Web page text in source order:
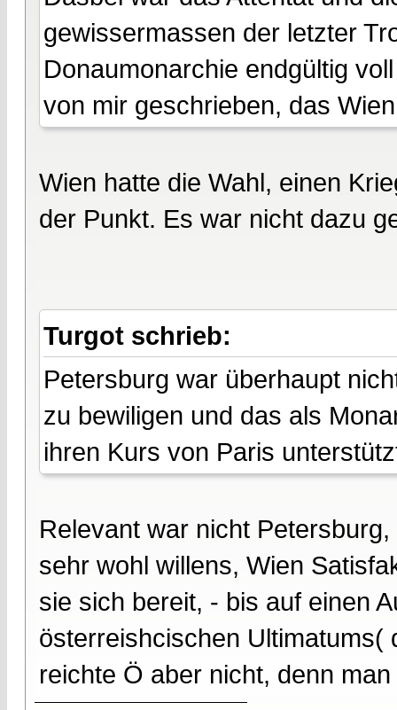
gewissermassen der letzter
Donaumonarchie endgültig
von mir geschrieben, das
Wien hatte die Wahl, einen
der Punkt. Es war nicht dazu
Turgot schrieb:
Petersburg war überhaupt
zu bewiligen und das als
ihren Kurs von Paris
Relevant war nicht
sehr wohl willens, Wien
sie sich bereit, - bis auf einen
österreishcischen
reichte Ö aber nicht, denn